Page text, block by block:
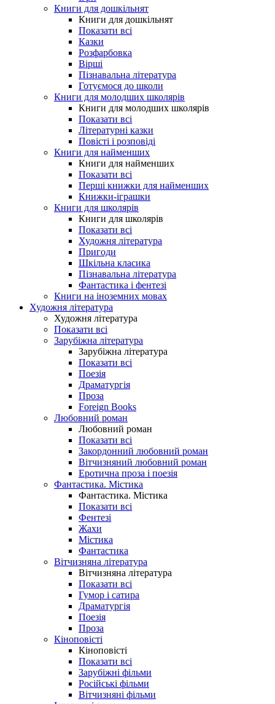
Книги для дошкільнят
Книги для дошкільнят
Показати всі
Казки
Розфарбовка
Вірші
Пізнавальна література
Готуємося до школи
Книги для молодших школярів
Книги для молодших школярів
Показати всі
Літературні казки
Повісті і розповіді
Книги для найменших
Книги для найменших
Показати всі
Перші книжки для найменших
Книжки-іграшки
Книги для школярів
Книги для школярів
Показати всі
Художня література
Пригоди
Шкільна класика
Пізнавальна література
Фантастика і фентезі
Книги на іноземних мовах
Художня література
Художня література
Показати всі
Зарубіжна література
Зарубіжна література
Показати всі
Поезія
Драматургія
Проза
Foreign Books
Любовний роман
Любовний роман
Показати всі
Закордонний любовний роман
Вітчизняний любовний роман
Еротична проза і поезія
Фантастика. Містика
Фантастика. Містика
Показати всі
Фентезі
Жахи
Містика
Фантастика
Вітчизняна література
Вітчизняна література
Показати всі
Гумор і сатира
Драматургія
Поезія
Проза
Кіноповісті
Кіноповісті
Показати всі
Зарубіжні фільми
Російські фільми
Вітчизняні фільми